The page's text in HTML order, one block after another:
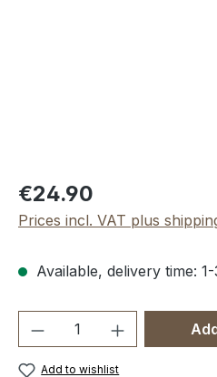
Regular price:
€24.90
Prices incl. VAT plus
Available, delivery time:
Product Quantity:
Add to wishlist